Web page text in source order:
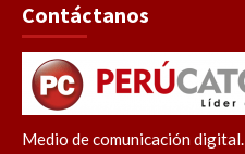
Contáctanos
Medio de comunicación digital.